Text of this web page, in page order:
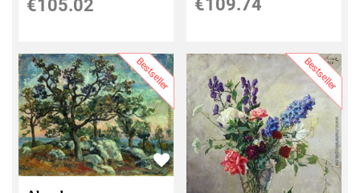
€105.02 €109.74
Bestseller Bestseller